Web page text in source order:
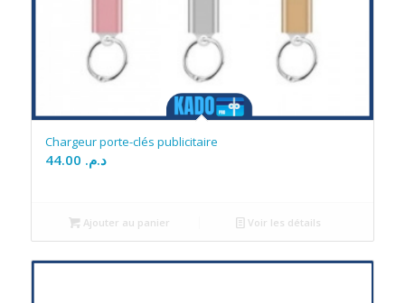
Chargeur porte-clés publicitaire
د.م.
Ajouter au panier Voir les détails